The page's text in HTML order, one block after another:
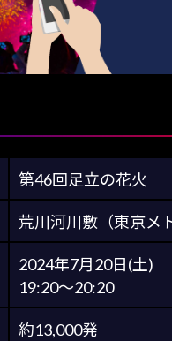
第46回足立の花火
荒川河川敷（東京メ
2024年7月20日(土)
19:20～20:20
約13,000発